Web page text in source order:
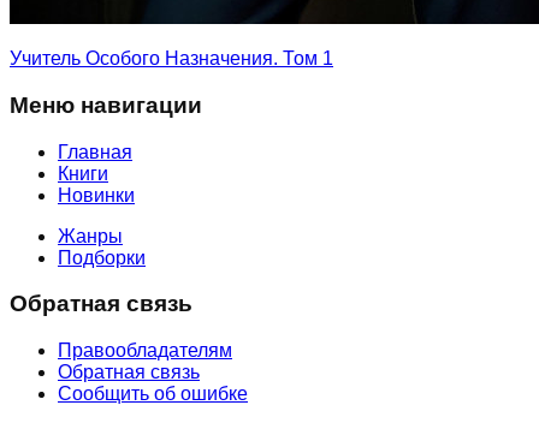
Учитель Особого Назначения. Том 1
Меню навигации
Главная
Книги
Новинки
Жанры
Подборки
Обратная связь
Правообладателям
Обратная связь
Сообщить об ошибке